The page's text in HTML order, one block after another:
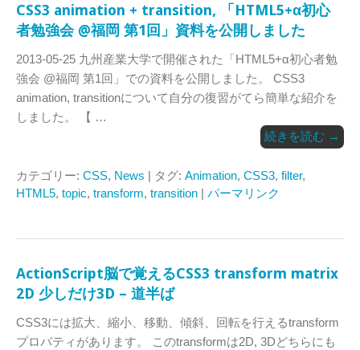
CSS3 animation + transition, 「HTML5+α初心
者勉強会 @福岡 第1回」資料を公開しました
2013-05-25 九州産業大学で開催された「HTML5+α初心者勉
強会 @福岡 第1回」での資料を公開しました。 CSS3
animation, transitionについて自分の復習がてら簡単な紹介を
しました。 【 …
続きを読む →
カテゴリー: CSS, News | タグ: Animation, CSS3, filter,
HTML5, topic, transform, transition | パーマリンク
ActionScript脳で覚えるCSS3 transform matrix
2D 少しだけ3D – 道半ば
CSS3には拡大、縮小、移動、傾斜、回転を行えるtransform
プロパティがあります。 このtransformは2D, 3Dどちらにも